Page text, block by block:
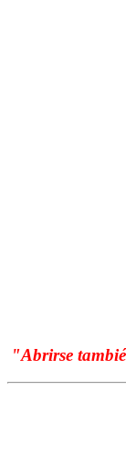
"Abrirse